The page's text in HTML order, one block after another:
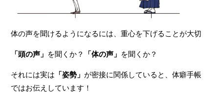
体の声を聞けるようになるには、重心を下げることが大切
「頭の声」 を聞くか？ 「体の声」 を聞くか？
それには実は 「姿勢」 が密接に関係していると、体癖手帳
ではお伝えしています！